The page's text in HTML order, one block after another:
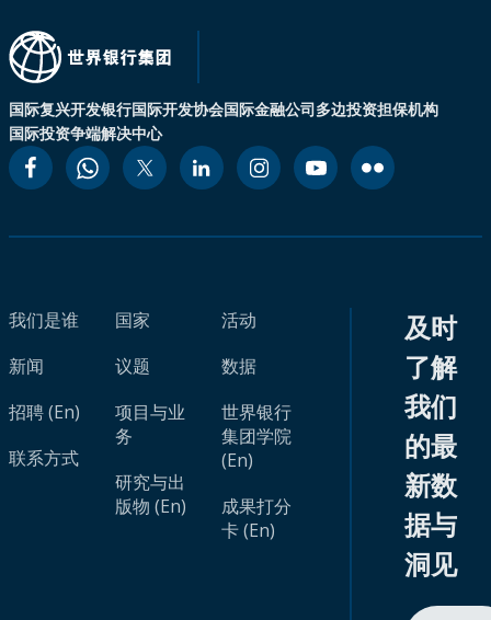
国际复兴开发银行国际开发协会国际金融公司多边投资担保机构
国际投资争端解决中心
我们是谁
新闻
招聘 (En)
联系方式
国家
议题
项目与业
务
研究与出
版物 (En)
活动
数据
世界银行
集团学院
(En)
成果打分
卡 (En)
及时
了解
我们
的最
新数
据与
洞见